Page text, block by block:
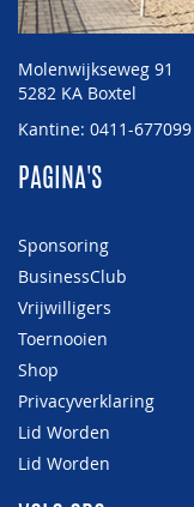
Molenwijkseweg 91
5282 KA Boxtel
Kantine: 0411-677099
PAGINA'S
Sponsoring
BusinessClub
Vrijwilligers
Toernooien
Shop
Privacyverklaring
Lid Worden
Lid Worden